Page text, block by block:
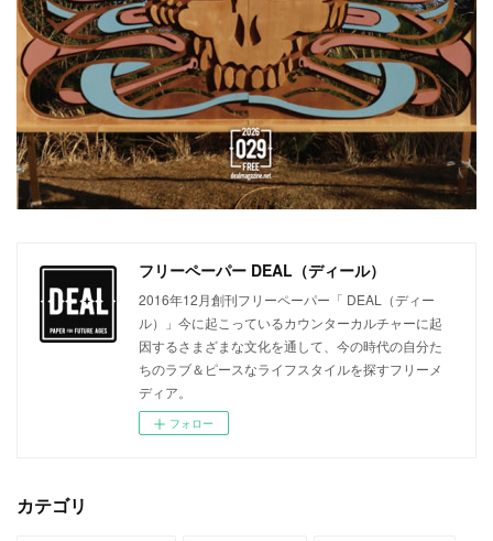
フリーペーパー DEAL（ディール）
2016年12月創刊フリーペーパー「 DEAL（ディー
ル）」今に起こっているカウンターカルチャーに起
因するさまざまな文化を通して、今の時代の自分た
ちのラブ＆ピースなライフスタイルを探すフリーメ
ディア。
フォロー
カテゴリ